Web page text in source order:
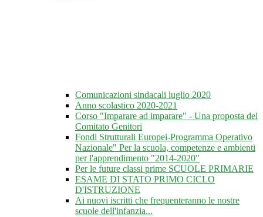
Comunicazioni sindacali luglio 2020
Anno scolastico 2020-2021
Corso "Imparare ad imparare" - Una proposta del
Comitato Genitori
Fondi Strutturali Europei-Programma Operativo
Nazionale" Per la scuola, competenze e ambienti
per l'apprendimento "2014-2020"
Per le future classi prime SCUOLE PRIMARIE
ESAME DI STATO PRIMO CICLO
D'ISTRUZIONE
Ai nuovi iscritti che frequenteranno le nostre
scuole dell'infanzia...